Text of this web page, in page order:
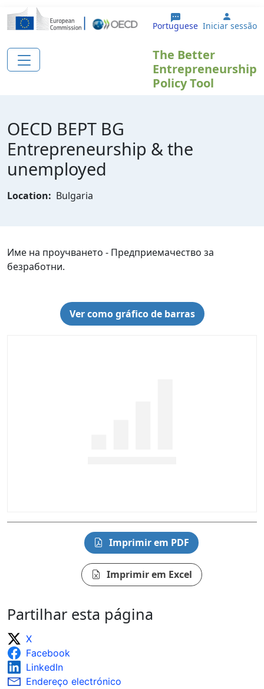
Passar para o conteúdo principal
Portuguese User
Iniciar sessão
The Better
Entrepreneurship
Policy Tool
OECD BEPT BG
Еntrepreneurship & the
unemployed
Location: Bulgaria
Име на проучването - Предприемачество за
безработни.
Ver como gráfico de barras
Imprimir em PDF
Imprimir em Excel
Partilhar esta página
X
Facebook
LinkedIn
Endereço electrónico